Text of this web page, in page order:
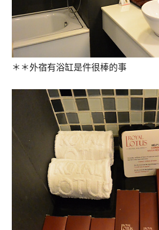
＊＊外宿有浴缸是件很棒的事